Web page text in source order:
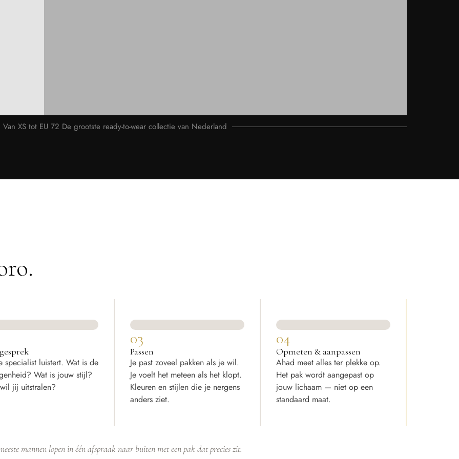
Van XS tot EU 72 De grootste ready-to-wear collectie van Nederland
specialist luistert. Wat is de
Wat is jouw stijl?
jij uitstralen?
03
Passen
Je past zoveel pakken als je wil.
Je voelt het meteen als het klopt.
Kleuren en stijlen die je nergens
anders ziet.
04
Opmeten & aanpassen
Ahad meet alles ter plekke op.
Het pak wordt aangepast op
jouw lichaam — niet op een
standaard maat.
mannen lopen in één afspraak naar buiten met een pak dat precies zit.